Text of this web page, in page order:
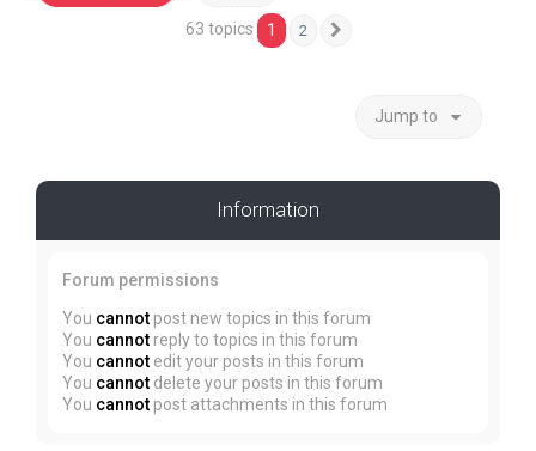
63 topics 1 2
Jump to
Information
Forum permissions
You cannot post new topics in this forum
You cannot reply to topics in this forum
You cannot edit your posts in this forum
You cannot delete your posts in this forum
You cannot post attachments in this forum